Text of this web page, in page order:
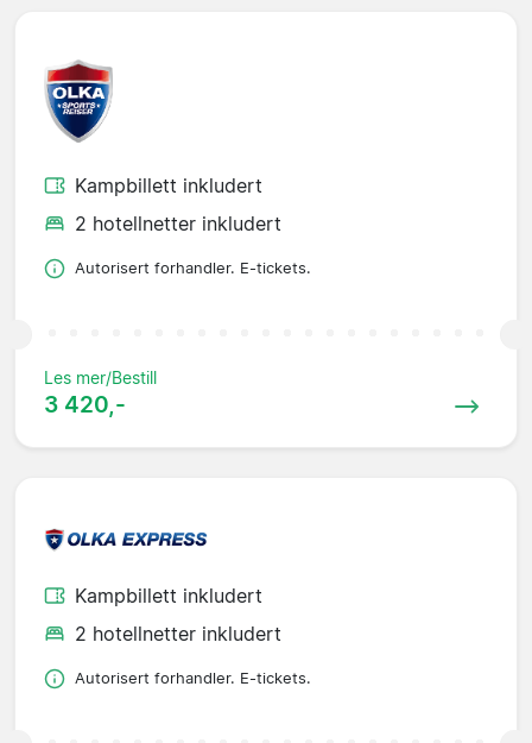
Kampbillett inkludert
2 hotellnetter inkludert
Autorisert forhandler. E-tickets.
Les mer/Bestill
3 420,-
Kampbillett inkludert
2 hotellnetter inkludert
Autorisert forhandler. E-tickets.